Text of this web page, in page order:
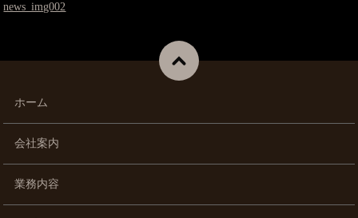
news_img002
ホーム
会社案内
業務内容